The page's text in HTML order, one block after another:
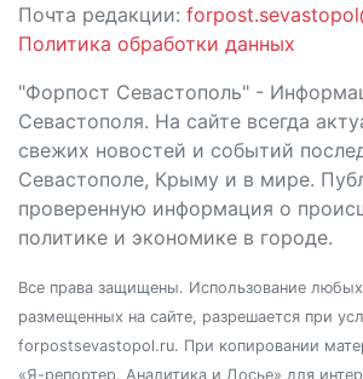
Почта редакции:
Политика обработки данных
"Форпост Севастополь" -
Севастополя. На сайте всегда
свежих новостей и событий
Севастополе, Крыму и в мире.
проверенную информация о
политике и экономике в городе.
Все права защищены. Использование
размещенных на сайте, разрешается при
forpostsevastopol.ru. При копировании
«Я-репортер. Аналитика и Досье» для